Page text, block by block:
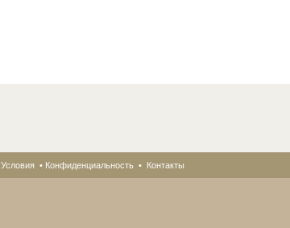
Условия • Конфиденциальность • Контакты